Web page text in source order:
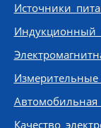
Источники
Индукционный
Автомобильная
Качество